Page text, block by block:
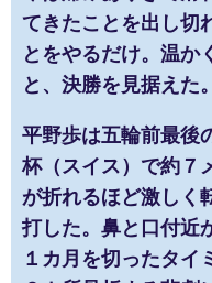
てきたことを出し切
とをやるだけ。温か
と、決勝を見据えた。
平野歩は五輪前最後
杯（スイス）で約７
が折れるほど激しく
打した。鼻と口付近
１カ月を切ったタイ